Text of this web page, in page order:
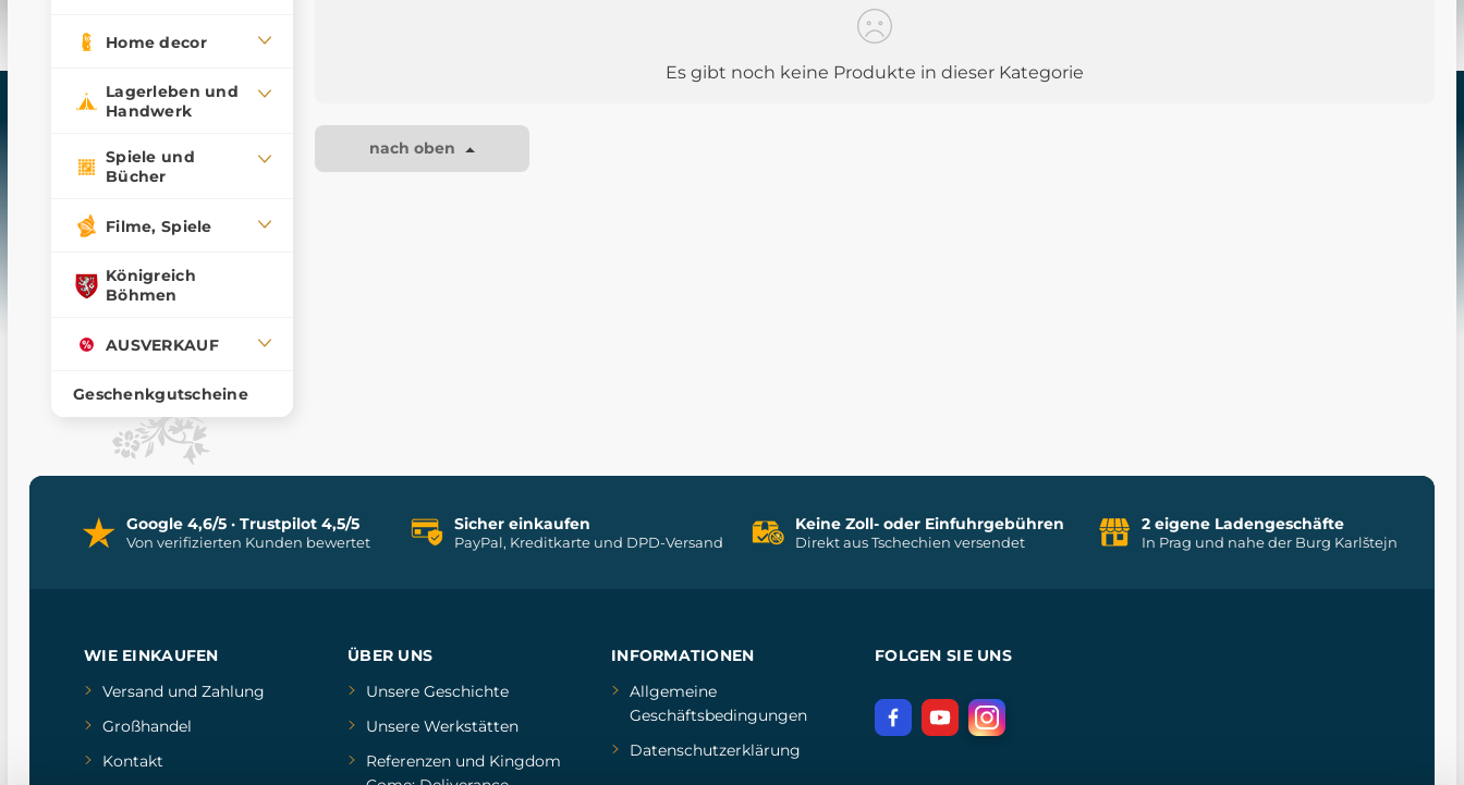
Home decor
Lagerleben und
Handwerk
Spiele und
Bücher
Filme, Spiele
Königreich
Böhmen
AUSVERKAUF
Geschenkgutscheine
Es gibt noch keine Produkte in dieser Kategorie
nach oben
Google 4,6/5 · Trustpilot 4,5/5
Von verifizierten Kunden bewertet
Sicher einkaufen
PayPal, Kreditkarte und DPD-Versand
Keine Zoll- oder Einfuhrgebühren
Direkt aus Tschechien versendet
2 eigene Ladengeschäfte
In Prag und nahe der Burg Karlštejn
WIE EINKAUFEN
Versand und Zahlung
Großhandel
Kontakt
ÜBER UNS
Unsere Geschichte
Unsere Werkstätten
Referenzenund Kingdom
INFORMATIONEN
Allgemeine
Geschäftsbedingungen
Datenschutzerklärung
FOLGEN SIE UNS